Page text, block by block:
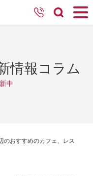
情報コラム
中
のおすすめのカフェ、レス